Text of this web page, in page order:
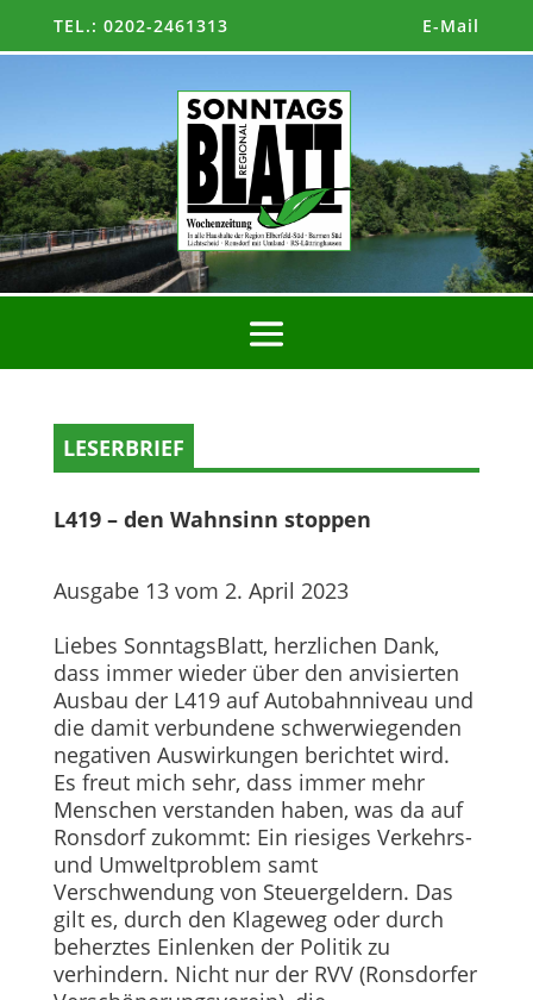
TEL.: 0202-2461313 E-Mail
LESERBRIEF
L419 – den Wahnsinn stoppen
Ausgabe 13 vom 2. April 2023
Liebes SonntagsBlatt, herzlichen Dank,
dass immer wieder über den anvisierten
Ausbau der L419 auf Autobahnniveau und
die damit verbundene schwerwiegenden
negativen Auswirkungen berichtet wird.
Es freut mich sehr, dass immer mehr
Menschen verstanden haben, was da auf
Ronsdorf zukommt: Ein riesiges Verkehrs-
und Umweltproblem samt
Verschwendung von Steuergeldern. Das
gilt es, durch den Klageweg oder durch
beherztes Einlenken der Politik zu
verhindern. Nicht nur der RVV (Ronsdorfer